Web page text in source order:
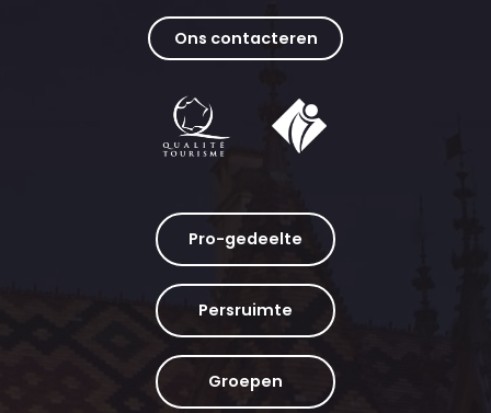
Ons contacteren
Pro-gedeelte
Persruimte
Groepen